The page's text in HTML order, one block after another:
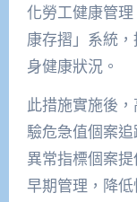
化勞工健康管
康存摺」系統
身健康狀況。
此措施實施後
驗危急值個案
異常指標個案
早期管理，降低